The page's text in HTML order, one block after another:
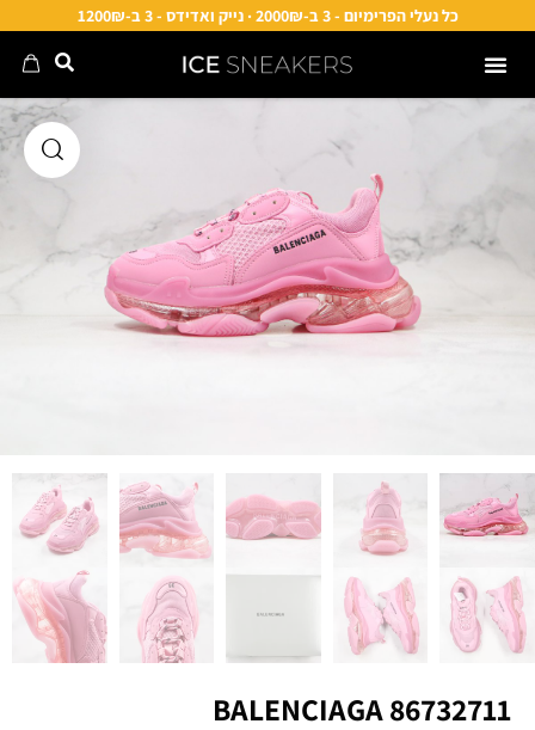
כל נעלי הפרימיום - 3 ב-2000₪ · נייק ואדידס - 3 ב-1200₪
BALENCIAGA 86732711